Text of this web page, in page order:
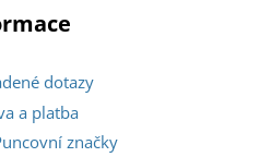
dotazy
a platba
značky